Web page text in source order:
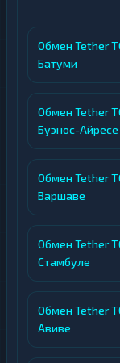
Обмен Tether
Батуми
Обмен Tether
Буэнос-Айресе
Обмен Tether
Варшаве
Обмен Tether
Стамбуле
Обмен Tether
Авиве